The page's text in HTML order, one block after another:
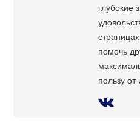
глубокие
помочь
пользу